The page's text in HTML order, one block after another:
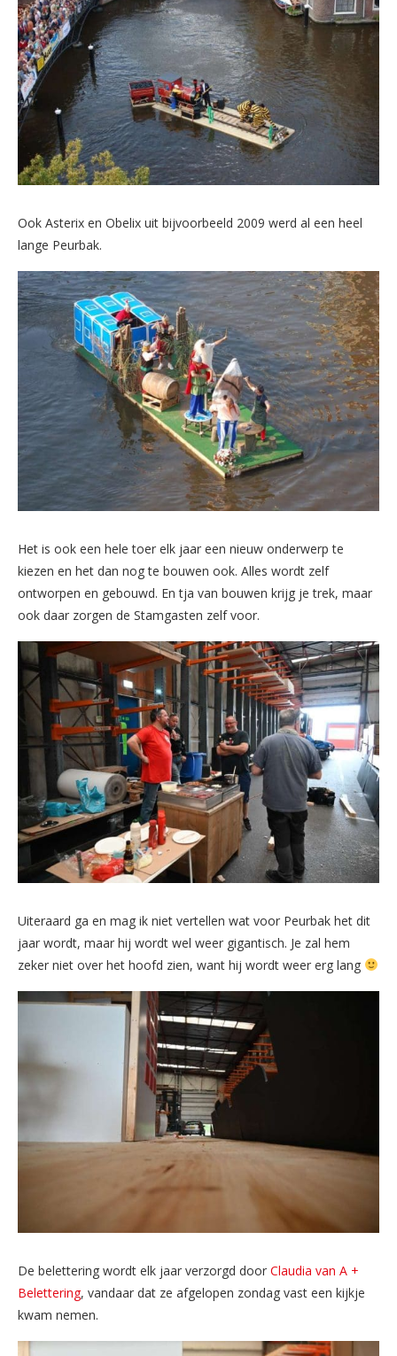
Ook Asterix en Obelix uit bijvoorbeeld 2009 werd al een heel
lange Peurbak.
Het is ook een hele toer elk jaar een nieuw onderwerp te
kiezen en het dan nog te bouwen ook. Alles wordt zelf
ontworpen en gebouwd. En tja van bouwen krijg je trek, maar
ook daar zorgen de Stamgasten zelf voor.
Uiteraard ga en mag ik niet vertellen wat voor Peurbak het dit
jaar wordt, maar hij wordt wel weer gigantisch. Je zal hem
zeker niet over het hoofd zien, want hij wordt weer erg lang
De belettering wordt elk jaar verzorgd door Claudia van A +
Belettering, vandaar dat ze afgelopen zondag vast een kijkje
kwam nemen.